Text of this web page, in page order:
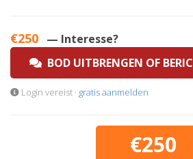
€250 — Interesse?
BOD UITBRENGEN OF
Login vereist · gratis aanmelden
€250